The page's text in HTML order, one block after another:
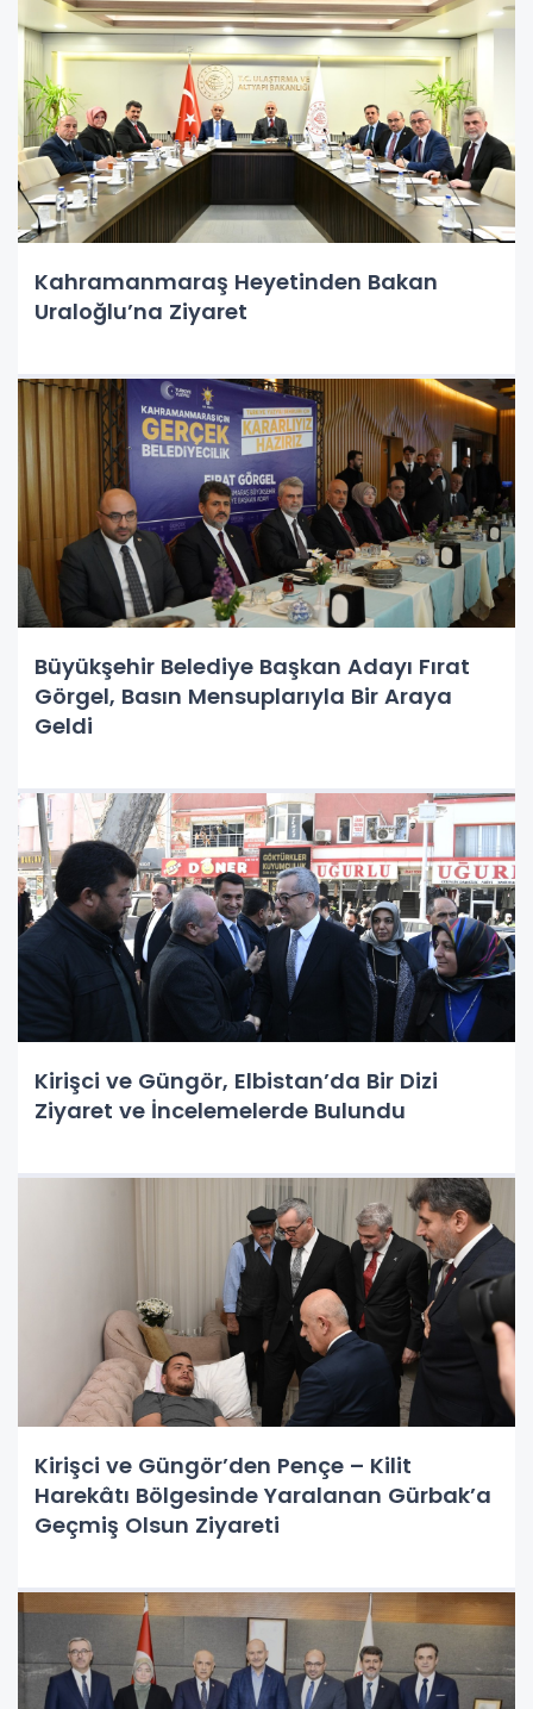
Kahramanmaraş Heyetinden Bakan
Uraloğlu’na Ziyaret
Büyükşehir Belediye Başkan Adayı Fırat
Görgel, Basın Mensuplarıyla Bir Araya
Geldi
Kirişci ve Güngör, Elbistan’da Bir Dizi
Ziyaret ve İncelemelerde Bulundu
Kirişci ve Güngör’den Pençe – Kilit
Harekâtı Bölgesinde Yaralanan Gürbak’a
Geçmiş Olsun Ziyareti